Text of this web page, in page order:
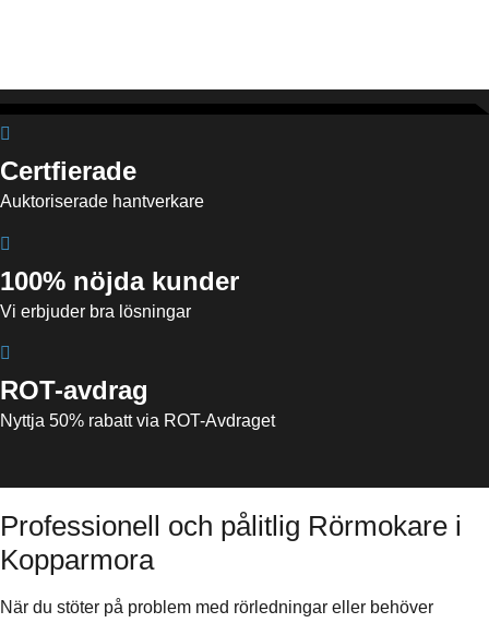
Certfierade
Auktoriserade hantverkare
100% nöjda kunder
Vi erbjuder bra lösningar
ROT-avdrag
Nyttja 50% rabatt via ROT-Avdraget
Professionell och pålitlig Rörmokare i
Kopparmora
När du stöter på problem med rörledningar eller behöver